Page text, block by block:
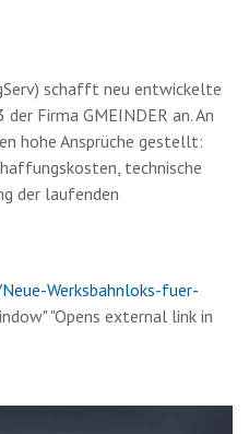
schafft neu entwickelte
Firma GMEINDER an. An
hohe Ansprüche gestellt:
technische
der laufenden
Werksbahnloks-fuer-
"Opens external link in